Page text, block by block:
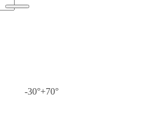
-30°+70°